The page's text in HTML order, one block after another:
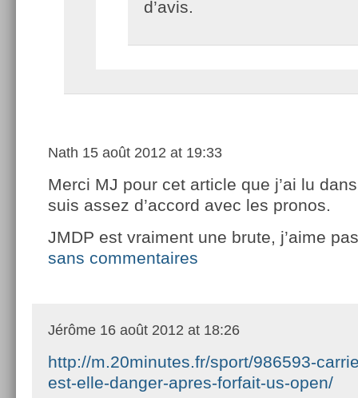
d’avis.
Nath 15 août 2012 at 19:33
Merci MJ pour cet article que j’ai lu
suis assez d’accord avec les pronos.
JMDP est vraiment une brute, j’aime
sans commentaires
Jérôme 16 août 2012 at 18:26
http://m.20minutes.fr/sport/986593-
est-elle-danger-apres-forfait-us-open/